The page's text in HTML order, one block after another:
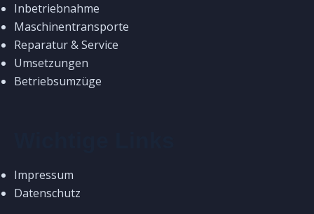
Inbetriebnahme
Maschinentransporte
Reparatur & Service
Umsetzungen
Betriebsumzüge
Impressum
Datenschutz